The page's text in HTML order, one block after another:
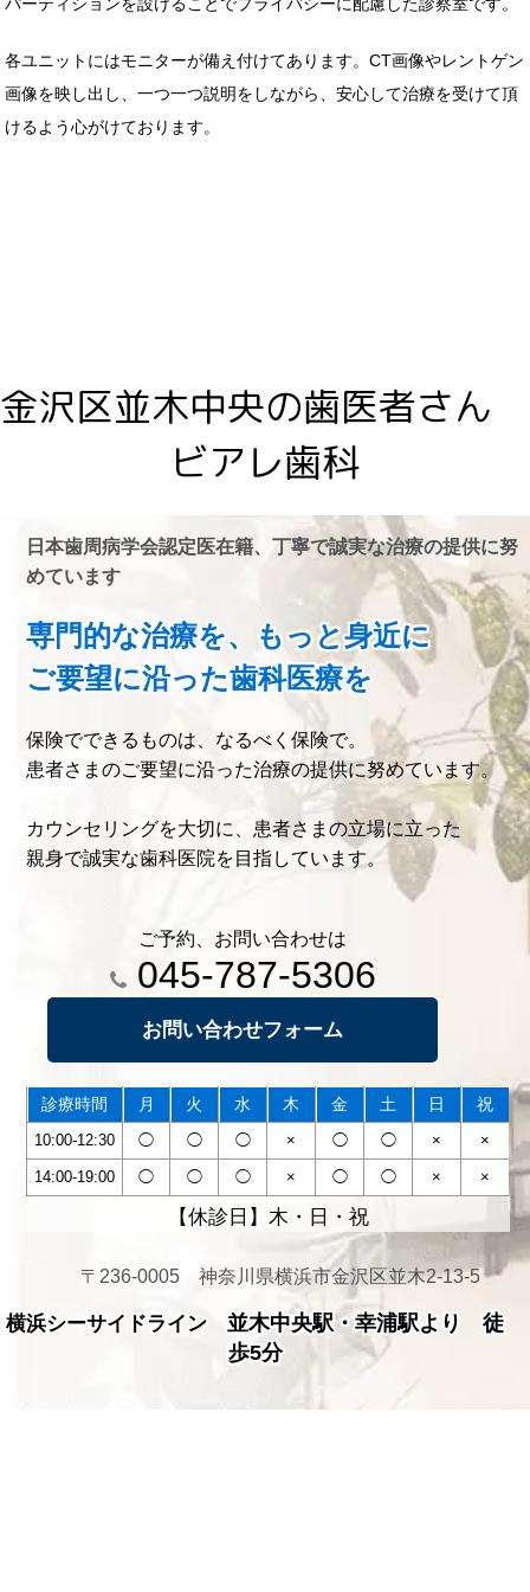
各ユニットにはモニターが備え付けてあります。CT画像やレントゲン
画像を映し出し、一つ一つ説明をしながら、安心して治療を受けて頂
けるよう心がけております。
金沢区並木中央の歯医者さん
ビアレ歯科
日本歯周病学会認定医在籍、丁寧で誠実な治療の提供に努
めています
専門的な治療を、もっと身近に
ご要望に沿った歯科医療を
保険でできるものは、なるべく保険で。
患者さまのご要望に沿った治療の提供に努めています。
カウンセリングを大切に、患者さまの立場に立った
親身で誠実な歯科医院を目指しています。
ご予約、お問い合わせは
045-787-5306
お問い合わせフォーム
診療時間 月 火 水 木 金 土 日 祝
10:00-12:30 ◯ ◯ ◯ × ◯ ◯ × ×
14:00-19:00 ◯ ◯ ◯ × ◯ ◯ × ×
【休診日】木・日・祝
〒236-0005 神奈川県横浜市金沢区並木2-13-5
横浜シーサイドライン並木中央駅・幸浦駅より 徒
歩5分